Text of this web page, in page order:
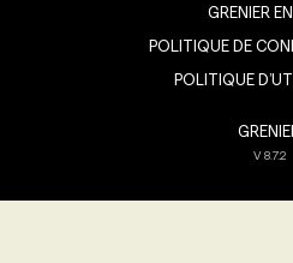
GRENIER
POLITIQUE DE
POLITIQUE
V8.7.2